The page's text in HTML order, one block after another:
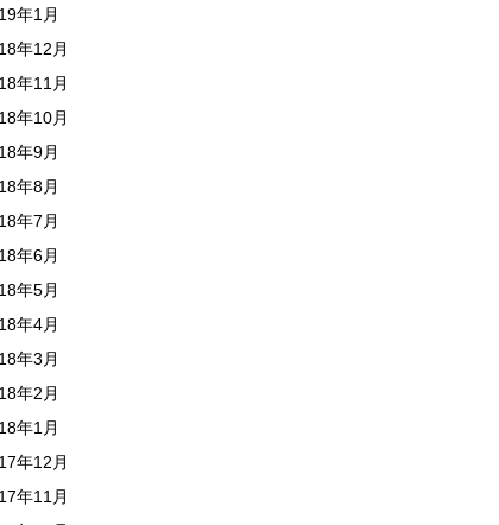
年1月
年12月
年11月
年10月
年9月
年8月
年7月
年6月
年5月
年4月
年3月
年2月
年1月
年12月
年11月